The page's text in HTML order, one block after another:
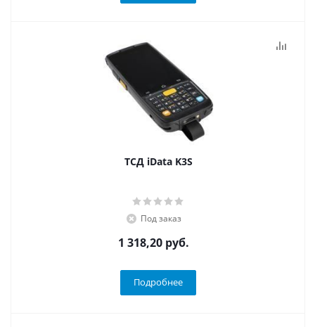
ТСД iData K3S
Под заказ
1 318,20 руб.
Подробнее